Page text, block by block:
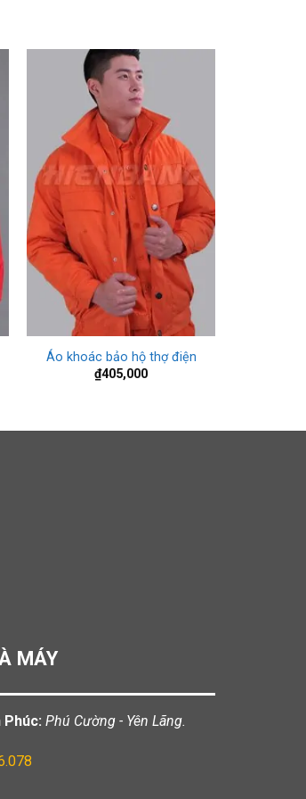
Áo khoác bảo hộ thợ điện
₫405,000
MÁY
Phú Cường - Yên Lãng.